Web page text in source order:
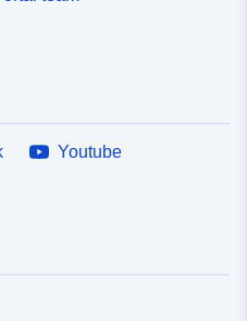
Youtube